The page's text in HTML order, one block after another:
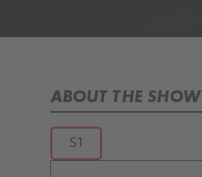
ABOUT THE SHOW
S1